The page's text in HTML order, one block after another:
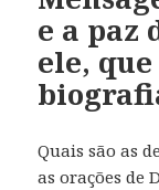
e a paz
ele,
Quais são as
as orações de